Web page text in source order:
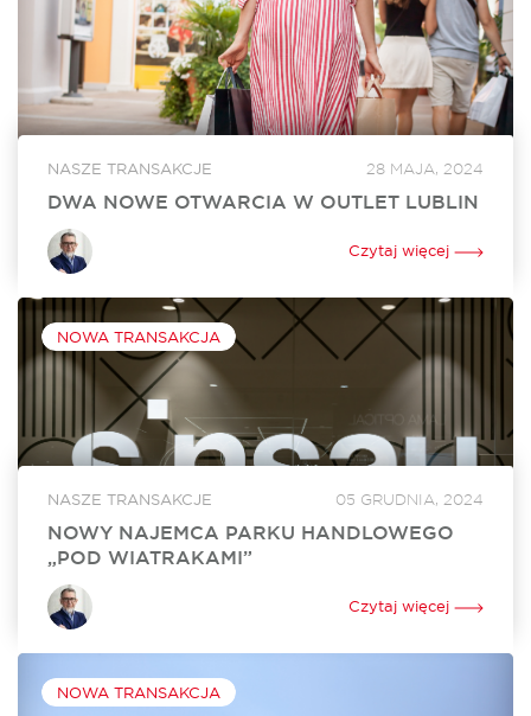
NASZE TRANSAKCJE 28 MAJA, 2024
DWA NOWE OTWARCIA W OUTLET LUBLIN
W czerwcu w Outlet Lublin otworzą się dwa nowe lokale. Na
powiększenie swojego dotychczasowego sklepu o ponad
250 mkw. zdecydował się Ochnik. Nowy lokal o powierzchni
Czytaj więcej
NOWA TRANSAKCJA
NASZE TRANSAKCJE 05 GRUDNIA, 2024
NOWY NAJEMCA PARKU HANDLOWEGO
„POD WIATRAKAMI”
Sinsay, marka z portfolio Grupy LPP, wynajęła 860 mkw.
powierzchni w Parku Handlowym „Pod Wiatrakami” koło
Słupska. Otwarcie sklepu jest zaplanowane na kwiecień 2024
Czytaj więcej
NOWA TRANSAKCJA